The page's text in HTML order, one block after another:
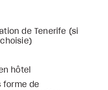
de Tenerife (si
choisie)
hôtel
forme de